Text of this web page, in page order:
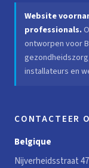
Website
professionals.
ontworpen voor
installateurs en
CONTACTEER
Belgique
Nijverheidsstraat